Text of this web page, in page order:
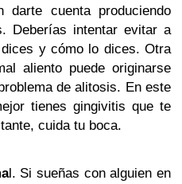
darte cuenta produciendo
Deberías intentar evitar a
y cómo lo dices. Otra
aliento puede originarse
de alitosis. En este
tienes gingivitis que te
cuida tu boca.
l. Si sueñas con alguien en